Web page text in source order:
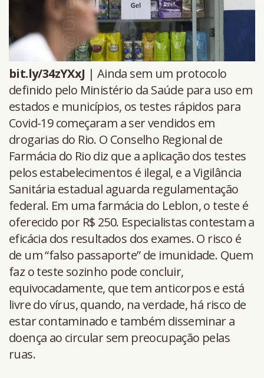
bit.ly/34zYXxJ | Ainda sem um protocolo
definido pelo Ministério da Saúde para uso em
estados e municípios, os testes rápidos para
Covid-19 começaram a ser vendidos em
drogarias do Rio. O Conselho Regional de
Farmácia do Rio diz que a aplicação dos testes
pelos estabelecimentos é ilegal, e a Vigilância
Sanitária estadual aguarda regulamentação
federal. Em uma farmácia do Leblon, o teste é
oferecido por R$ 250. Especialistas contestam a
eficácia dos resultados dos exames. O risco é
de um “falso passaporte” de imunidade. Quem
faz o teste sozinho pode concluir,
equivocadamente, que tem anticorpos e está
livre do vírus, quando, na verdade, há risco de
estar contaminado e também disseminar a
doença ao circular sem preocupação pelas
ruas.